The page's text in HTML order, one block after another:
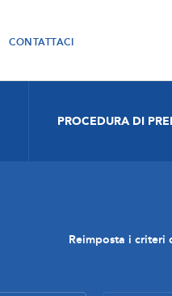
CONTATTACI
PROCEDURA DI
Reimposta i criteri